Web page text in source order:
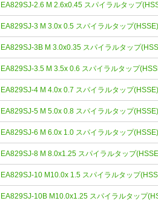
EA829SJ-2.6 M 2.6x0.45 スパイラルタップ
EA829SJ-3 M 3.0x 0.5 スパイラルタップ(HSSE)
EA829SJ-3B M 3.0x0.35 スパイラルタップ
EA829SJ-3.5 M 3.5x 0.6 スパイラルタップ
EA829SJ-4 M 4.0x 0.7 スパイラルタップ(HSSE)
EA829SJ-5 M 5.0x 0.8 スパイラルタップ(HSSE)
EA829SJ-6 M 6.0x 1.0 スパイラルタップ(HSSE)
EA829SJ-8 M 8.0x1.25 スパイラルタップ
EA829SJ-10 M10.0x 1.5 スパイラルタップ
EA829SJ-10B M10.0x1.25 スパイラルタップ